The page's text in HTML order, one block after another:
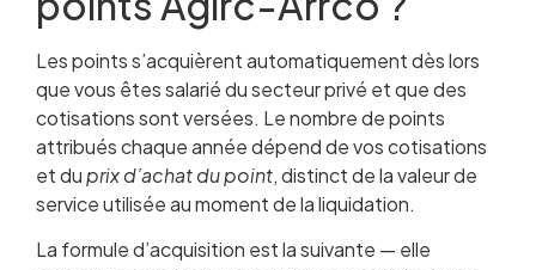
Les points s’acquièrent automatiquement dès lors
que vous êtes salarié du secteur privé et que des
cotisations sont versées. Le nombre de points
attribués chaque année dépend de vos cotisations
et duprix d’achat du point, distinct de la valeur de
service utilisée au moment de la liquidation.
La formule d’acquisition est la suivante — elle